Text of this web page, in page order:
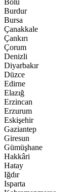
Bolu
Burdur
Bursa
Çanakkale
Çankırı
Çorum
Denizli
Diyarbakır
Düzce
Edirne
Elazığ
Erzincan
Erzurum
Eskişehir
Gaziantep
Giresun
Gümüşhane
Hakkâri
Hatay
Iğdır
Isparta